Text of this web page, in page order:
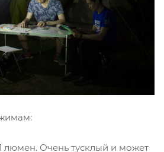
люмен. Очень тусклый и может